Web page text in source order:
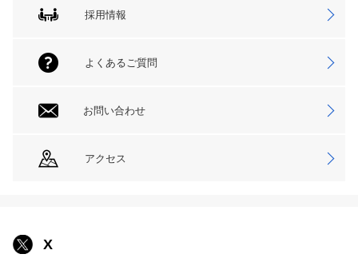
採用情報
よくあるご質問
お問い合わせ
アクセス
X